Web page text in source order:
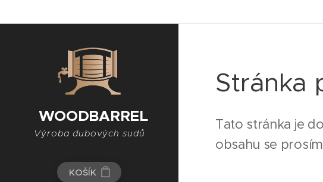
WOODBARREL
Výroba dubových sudů
KOŠÍK
Stránka
Tato stránka je
obsahu se